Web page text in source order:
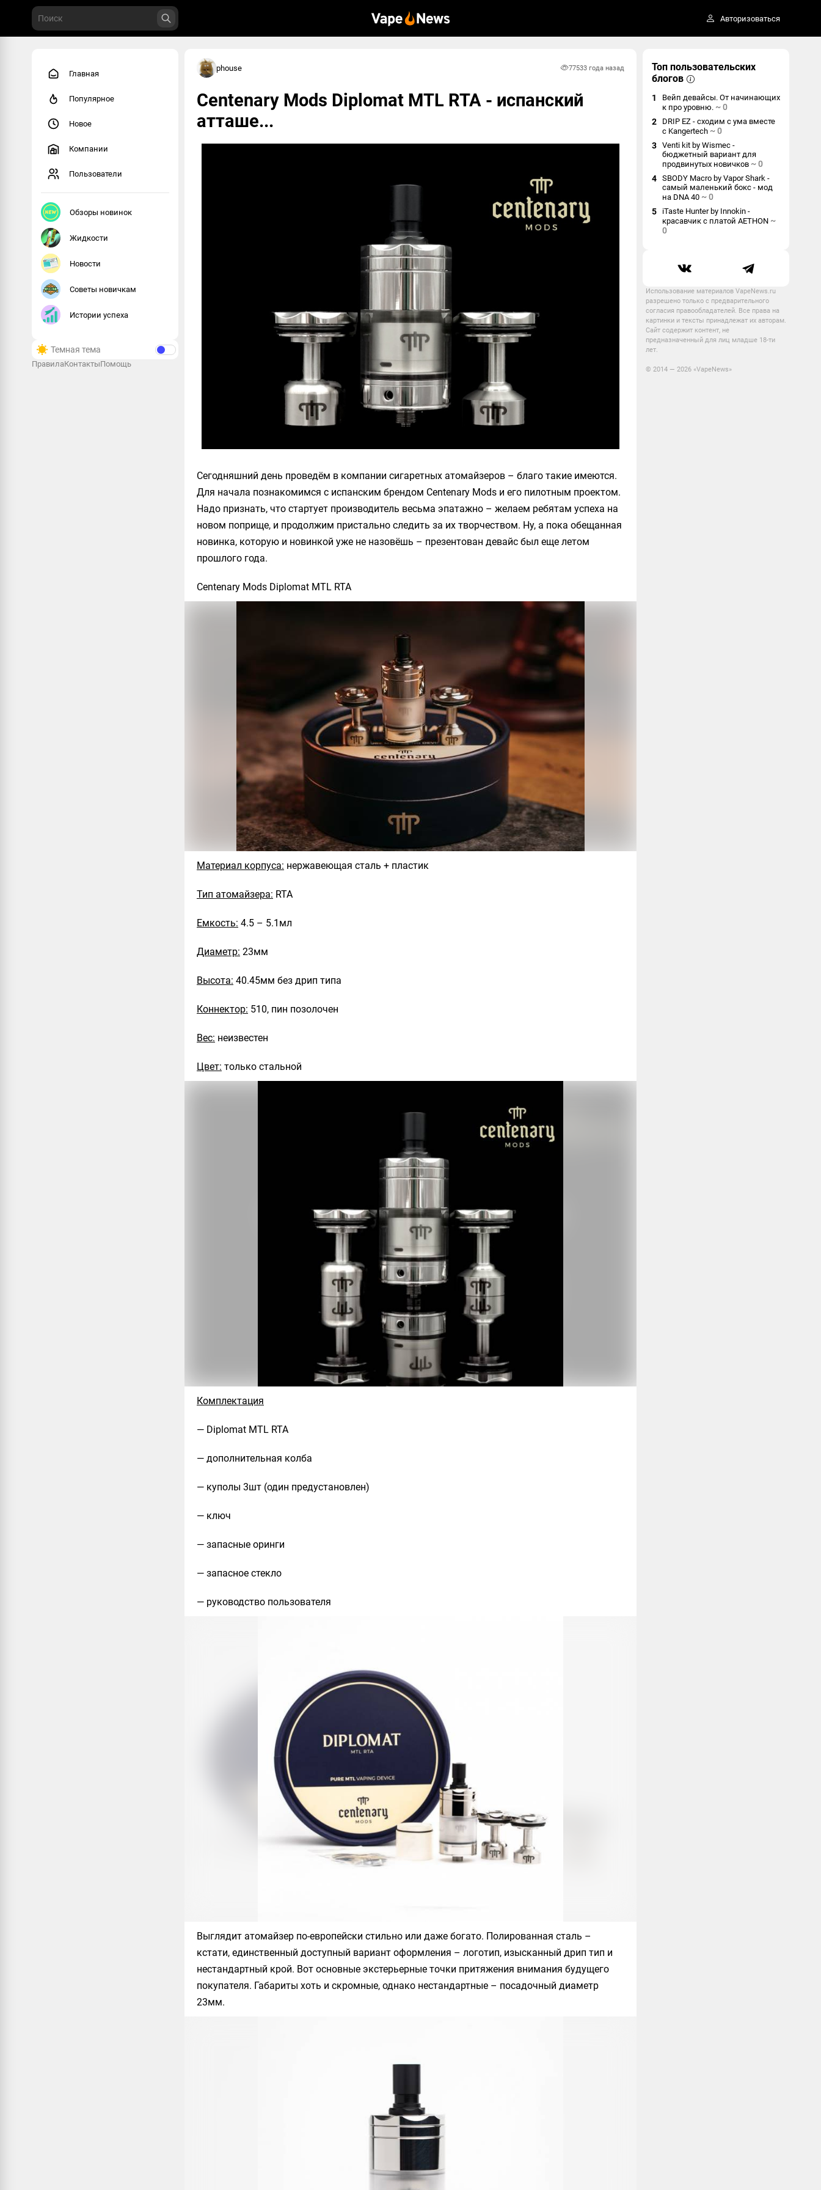
Авторизоваться
Главная
Популярное
Новое
Компании
Пользователи
Обзоры новинок
Жидкости
Новости
Советы новичкам
Истории успеха
Темная тема
ПравилаКонтактыПомощь
phouse 77533 года назад
Centenary Mods Diplomat MTL RTA - испанский
атташе...
Сегодняшний день проведём в компании сигаретных атомайзеров – благо такие имеются.
Для начала познакомимся с испанским брендом Centenary Mods и его пилотным проектом.
Надо признать, что стартует производитель весьма эпатажно – желаем ребятам успеха на
новом поприще, и продолжим пристально следить за их творчеством. Ну, а пока обещанная
новинка, которую и новинкой уже не назовёшь – презентован девайс был еще летом
прошлого года.
Centenary Mods Diplomat MTL RTA
Материал корпуса: нержавеющая сталь + пластик
Тип атомайзера: RTA
Емкость: 4.5 – 5.1мл
Диаметр: 23мм
Высота: 40.45мм без дрип типа
Коннектор: 510, пин позолочен
Вес: неизвестен
Цвет: только стальной
Комплектация
— Diplomat MTL RTA
— дополнительная колба
— куполы 3шт (один предустановлен)
— ключ
— запасные оринги
— запасное стекло
— руководство пользователя
Выглядит атомайзер по-европейски стильно или даже богато. Полированная сталь –
кстати, единственный доступный вариант оформления – логотип, изысканный дрип тип и
нестандартный крой. Вот основные экстерьерные точки притяжения внимания будущего
покупателя. Габариты хоть и скромные, однако нестандартные – посадочный диаметр
23мм.
Топ пользовательских
блогов
1
Вейп девайсы. От начинающих
к про уровню. ~0
2
DRIP EZ - сходим с ума вместе
с Kangertech ~0
3 Venti kit by Wismec -
бюджетный вариант для
продвинутых новичков ~0
4 SBODY Macro by Vapor Shark -
самый маленький бокс - мод
на DNA 40 ~0
5
iTaste Hunter by Innokin -
красавчик с платой AETHON ~
0
Использование материалов VapeNews.ru
разрешено только с предварительного
согласия правообладателей. Все права на
картинки и тексты принадлежат их авторам.
Сайт содержит контент, не
предназначенный для лиц младше 18-ти
лет.
© 2014 — 2026 «VapeNews»